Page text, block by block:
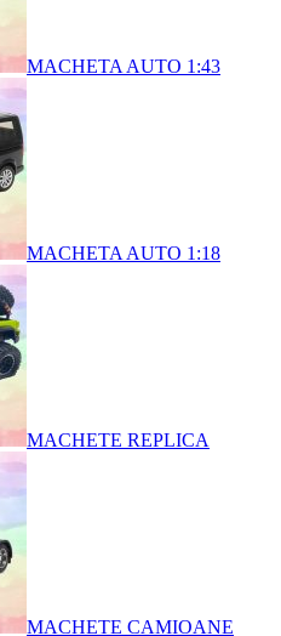
MACHETA AUTO 1:43
MACHETA AUTO 1:18
MACHETE REPLICA
MACHETE CAMIOANE